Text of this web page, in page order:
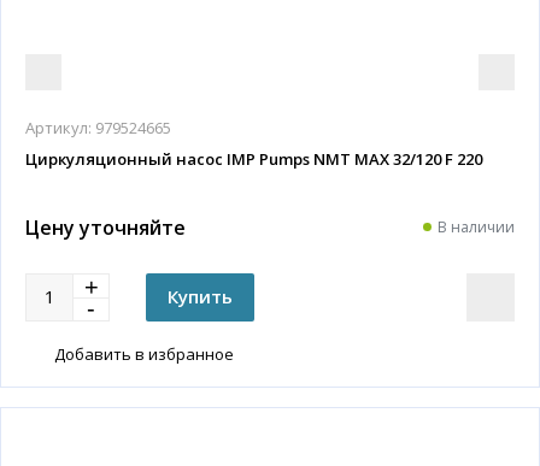
Артикул: 979524665
Циркуляционный насос IMP Pumps NMT MAX 32/120 F 220
Цену уточняйте В наличии
Добавить в избранное